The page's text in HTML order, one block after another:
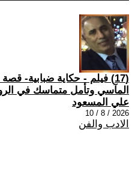
(17) فيلم - حكاية ضبابية-
المآسي وتأمل متماسك في
علي المسعود
2026 / 8 / 10
الادب والفن